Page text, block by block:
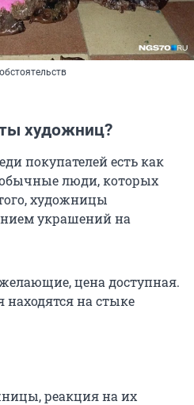
художниц?
покупателей есть как
люди, которых
художницы
украшений на
цена доступная.
на стыке
реакция на их